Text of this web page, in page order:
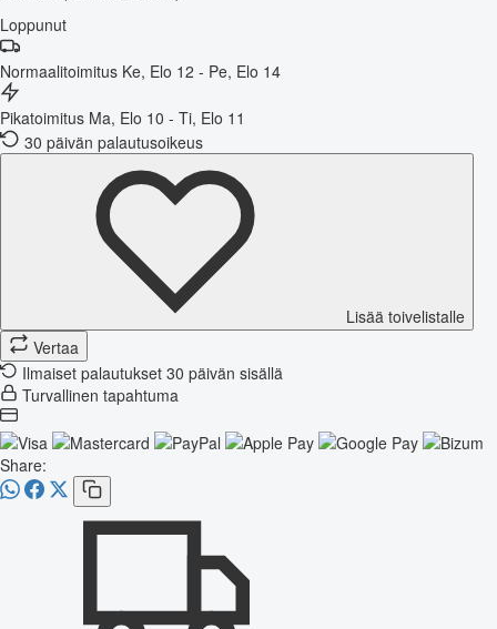
Loppunut
Normaalitoimitus Ke, Elo 12 - Pe, Elo 14
Pikatoimitus Ma, Elo 10 - Ti, Elo 11
30 päivän palautusoikeus
Lisää toivelistalle
Vertaa
Ilmaiset palautukset 30 päivän sisällä
Turvallinen tapahtuma
Share: